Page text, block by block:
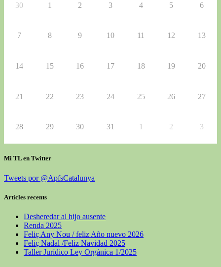
30 1 2 3 4 5 6
7 8 9 10 11 12 13
14 15 16 17 18 19 20
21 22 23 24 25 26 27
28 29 30 31 1 2 3
Mi TL en Twitter
Tweets por @ApfsCatalunya
Articles recents
Desheredar al hijo ausente
Renda 2025
Feliç Any Nou / feliz Año nuevo 2026
Feliç Nadal /Feliz Navidad 2025
Taller Jurídico Ley Orgánica 1/2025